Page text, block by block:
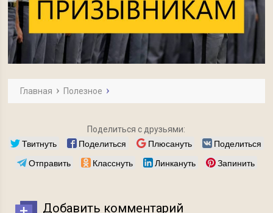
Главная Полезное
Поделиться с друзьями:
Твитнуть Поделиться Плюсануть
Поделиться
Отправить
Класснуть Линкануть Запинить
Добавить комментарий